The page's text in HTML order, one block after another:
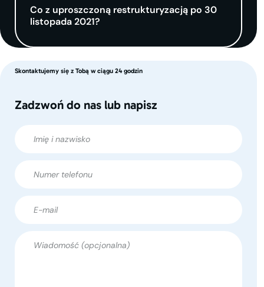
Co z uproszczoną restrukturyzacją po 30
listopada 2021?
Skontaktujemy się z Tobą w ciągu 24 godzin
Zadzwoń do nas lub napisz